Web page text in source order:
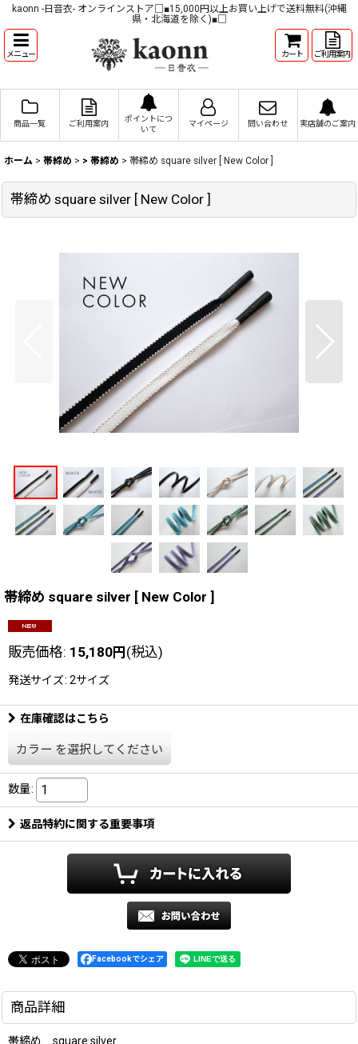
kaonn -日音衣- オンラインストア□■15,000円以上お買い上げで送料無料(沖縄
県・北海道を除く)■□
メニュー カート ご利用案内
商品一覧 ご利用案内
ポイントにつ
いて
マイページ 問い合わせ 実店舗のご案内
ホーム > 帯締め > > 帯締め > 帯締め square silver [ New Color ]
帯締め square silver [ New Color ]
帯締め square silver [ New Color ]
販売価格: 15,180円(税込)
発送サイズ: 2サイズ
在庫確認はこちら
カラー を選択してください
数量:
返品特約に関する重要事項
Facebookでシェア
商品詳細
帯締め square silver